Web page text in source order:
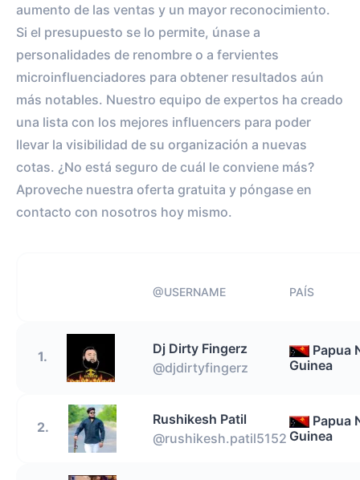
aumento de las ventas y un mayor reconocimiento.
Si el presupuesto se lo permite, únase a
personalidades de renombre o a fervientes
microinfluenciadores para obtener resultados aún
más notables. Nuestro equipo de expertos ha creado
una lista con los mejores influencers para poder
llevar la visibilidad de su organización a nuevas
cotas. ¿No está seguro de cuál le conviene más?
Aproveche nuestra oferta gratuita y póngase en
contacto con nosotros hoy mismo.
@USERNAME PAÍS
1.
Dj Dirty Fingerz
@djdirtyfingerz
Papua
Guinea
2.
Rushikesh Patil
@rushikesh.patil5152
Papua
Guinea